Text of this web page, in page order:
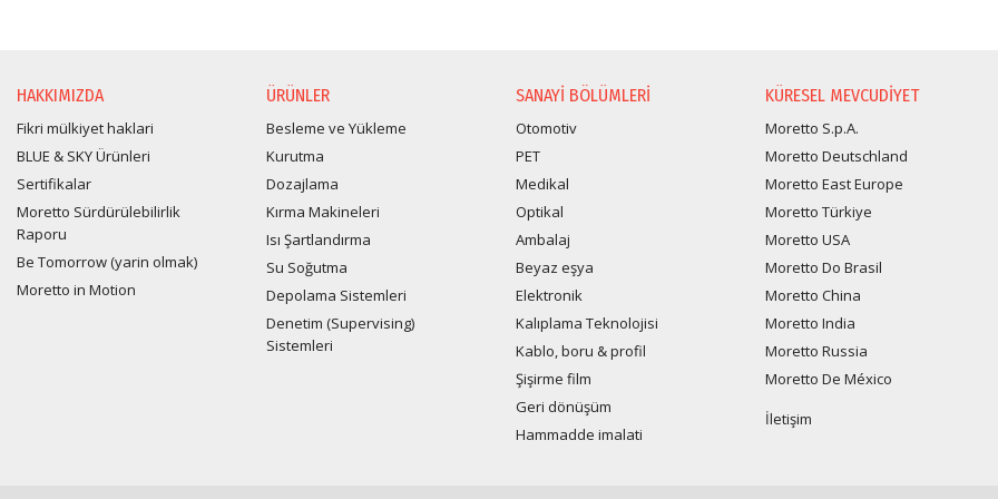
HAKKIMIZDA
Fikri mülkiyet haklari
BLUE & SKY Ürünleri
Sertifikalar
Moretto Sürdürülebilirlik
Raporu
Be Tomorrow (yarin olmak)
Moretto in Motion
ÜRÜNLER
Besleme ve Yükleme
Kurutma
Dozajlama
Kırma Makineleri
Isı Şartlandırma
Su Soğutma
Depolama Sistemleri
Denetim (Supervising)
Sistemleri
SANAYI BÖLÜMLERI
Otomotiv
PET
Medikal
Optikal
Ambalaj
Beyaz eşya
Elektronik
Kalıplama Teknolojisi
Kablo, boru & profil
Şişirme film
Geri dönüşüm
Hammadde imalati
KÜRESEL MEVCUDIYET
Moretto S.p.A.
Moretto Deutschland
Moretto East Europe
Moretto Türkiye
Moretto USA
Moretto Do Brasil
Moretto China
Moretto India
Moretto Russia
Moretto De México
İletişim